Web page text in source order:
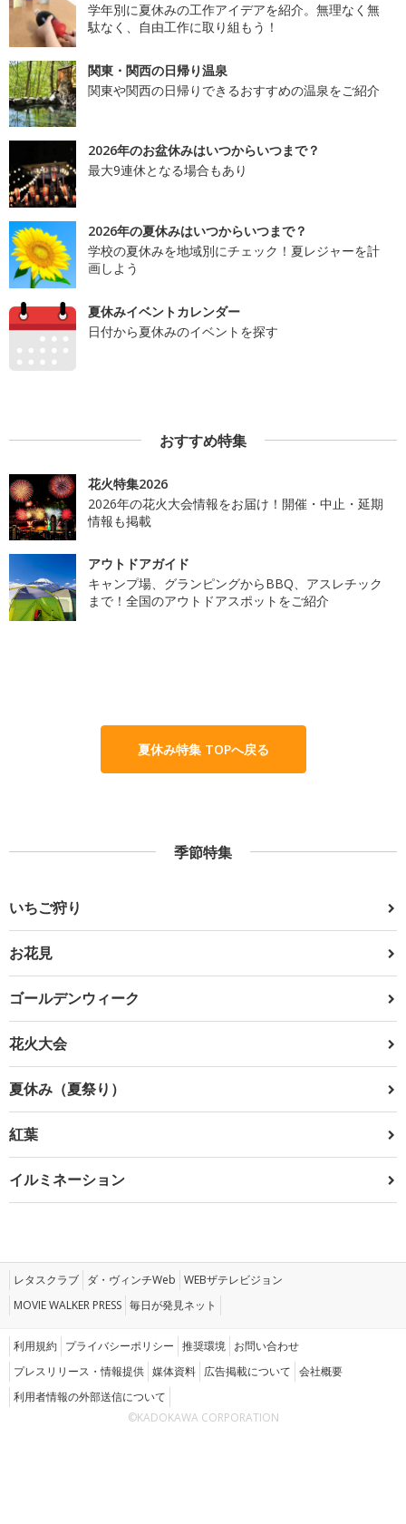
学年別に夏休みの工作アイデアを紹介。無理なく無
駄なく、自由工作に取り組もう！
関東・関西の日帰り温泉
関東や関西の日帰りできるおすすめの温泉をご紹介
2026年のお盆休みはいつからいつまで？
最大9連休となる場合もあり
2026年の夏休みはいつからいつまで？
学校の夏休みを地域別にチェック！夏レジャーを計
画しよう
夏休みイベントカレンダー
日付から夏休みのイベントを探す
おすすめ特集
花火特集2026
2026年の花火大会情報をお届け！開催・中止・延期
情報も掲載
アウトドアガイド
キャンプ場、グランピングからBBQ、アスレチック
まで！全国のアウトドアスポットをご紹介
夏休み特集 TOPへ戻る
季節特集
いちご狩り
お花見
ゴールデンウィーク
花火大会
夏休み（夏祭り）
紅葉
イルミネーション
レタスクラブ ダ・ヴィンチWeb WEBザテレビジョン
MOVIE WALKER PRESS 毎日が発見ネット
利用規約 プライバシーポリシー 推奨環境 お問い合わせ
プレスリリース・情報提供 媒体資料 広告掲載について 会社概要
利用者情報の外部送信について
©KADOKAWA CORPORATION